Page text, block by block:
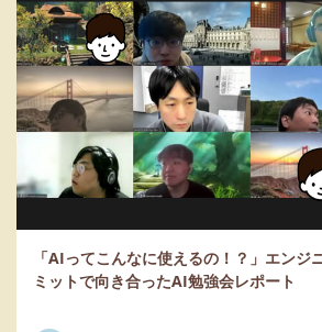
「AIってこんなに使えるの！？」エンジ
ミットで向き合ったAI勉強会レポート